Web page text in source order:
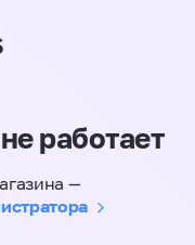
работает
—